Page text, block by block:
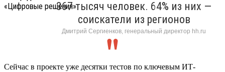
367 тысяч человек. 64% из них —
соискатели из регионов
Дмитрий Сергиенков, генеральный директор hh.ru
Сейчас в проекте уже десятки тестов по ключевым ИТ-